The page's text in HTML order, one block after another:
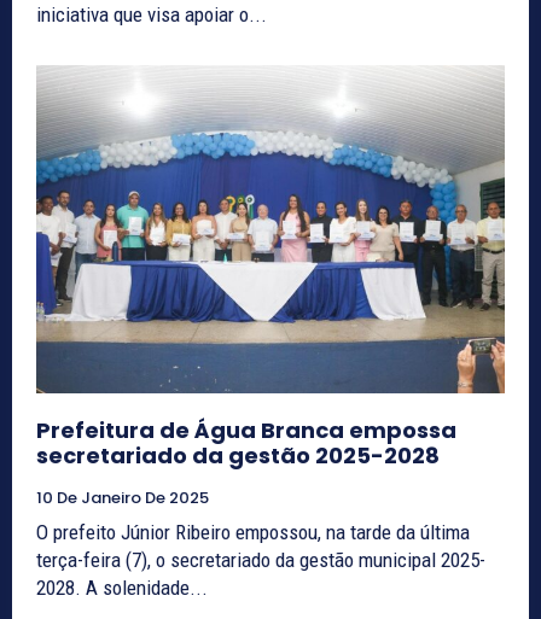
iniciativa que visa apoiar o...
Prefeitura de Água Branca empossa
secretariado da gestão 2025-2028
10 De Janeiro De 2025
O prefeito Júnior Ribeiro empossou, na tarde da última
terça-feira (7), o secretariado da gestão municipal 2025-
2028. A solenidade...